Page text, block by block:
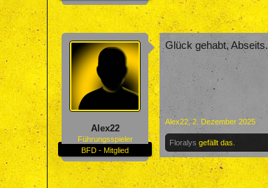
Alex22
Führungsspieler
BFD - Mitglied
Glück gehabt, Abseits.
Alex22, 2. Dezember 2025
Floralys gefällt das.